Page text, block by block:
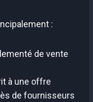
:
de vente
à une offre
de fournisseurs